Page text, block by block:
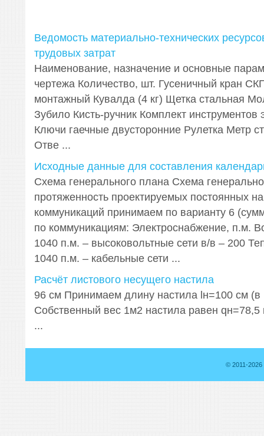
Ведомость материально-технических
трудовых затрат
Наименование, назначение и основные
чертежа Количество, шт. Гусеничный кран
монтажный Кувалда (4 кг) Щетка стальная
Зубило Кисть-ручник Комплект инструментов
Ключи гаечные двусторонние Рулетка Метр
Отве ...
Исходные данные для составления
Схема генерального плана Схема
протяженность проектируемых постоянных
коммуникаций принимаем по варианту 6
по коммуникациям: Электроснабжение, п.м.
1040 п.м. – высоковольтные сети в/в – 200
1040 п.м. – кабельные сети ...
Расчёт листового несущего настила
96 см Принимаем длину настила lн=100 см (в
Собственный вес 1м2 настила равен qн=78,5
...
© 2011-2026